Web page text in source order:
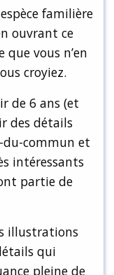
familière
ouvrant ce
vous n’en
croyiez.
de 6 ans (et
des détails
du-commun et
intéressants
partie de
illustrations
qui
pleine de